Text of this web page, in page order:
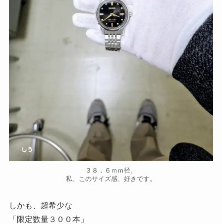
３８．６ｍｍ径。
私、このサイズ感、好きです。
しかも、超希少な
「限定数量３００本」